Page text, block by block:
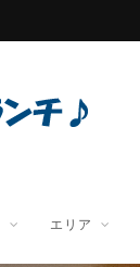
エリア